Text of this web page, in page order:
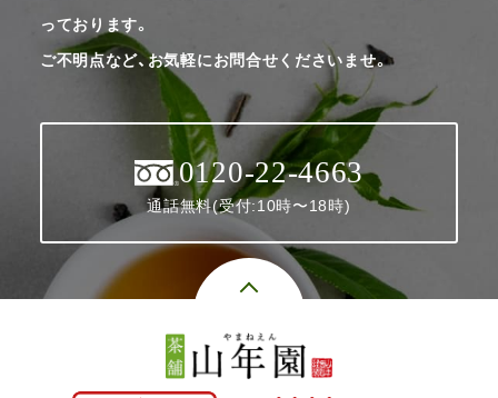
っております。
ご不明点など、お気軽にお問合せくださいませ。
0120-22-4663
通話無料(受付:10時〜18時)